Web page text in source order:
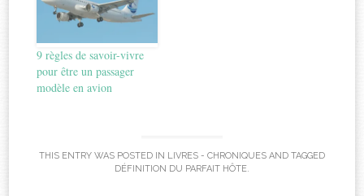
9 règles de savoir-vivre
pour être un passager
modèle en avion
THIS ENTRY WAS POSTED IN LIVRES - CHRONIQUES AND TAGGED
DÉFINITION DU PARFAIT HÔTE.